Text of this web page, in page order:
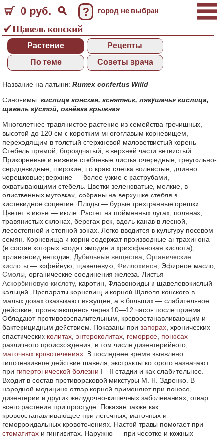
0 руб. ? город не выбран
Щавель конский
Растение
Рецепты
По теме
Советы врача
Название на латыни: Rumex confertus Willd
Синонимы: кислица конская, конятник,лягушачья кислица,
щавель густой, огнёвка грыжная
Многолетнее травянистое растение из семейства гречишных,
высотой до 120 см с коротким многоглавым корневищем,
переходящим в толстый стержневой маловетвистый корень.
Стебель прямой, бороздчатый, в верхней части ветвистый.
Прикорневые и нижние стеблевые листья очередные, треугольно-
сердцевидные, широкие, по краю слегка волнистые, длинно
черешковые; верхние — более узкие с раструбами,
охватывающими стебель. Цветки зеленоватые, мелкие, в
олиственных мутовках, собраны на верхушке стебля в
кистевидное соцветие. Плоды — бурые трехгранные орешки.
Цветет в июне — июле. Растет на пойменных лугах, полянах,
травянистых склонах, берегах рек, вдоль канав в лесной,
лесостепной и степной зонах. Легко вводится в культуру посевом
семян. Корневища и корни содержат производные антрахинона
(в состав которых входят эмодин и хризофановая кислота),
хрлавоноид неподин, Дубильные вещества Органические
кислоты — кофейную, щавелевую, Филлохинон , Эфирное масло,
Смолы , органические соединения железа. Листья —
Аскорбиновую кислоту, каротин, Флавоноиды и щавелевокислый
кальций. Препараты корневищ и корней Щавеля конского в
малых дозах оказывают вяжущее, а в больших — слабительное
действие, проявляющееся через 10—12 часов после приема.
Обладают противовоспалительным, кровоостанавливающим и
бактерицидным действием. Показаны при запорах , хронических
спастических колитах энтероколитах геморрое поносах
различного происхождения, в том числе дизентерийного,
маточных кровотечениях . В последнее время выявлено
гипотензивное действие щавеля, экстракты которого назначают
при гипертонической болезни I—II стадии и как слабительное.
Входит в состав противораковой микстуры М. Н. Здренко. В
народной медицине отвар корней применяют при поносе,
дизентерии и других желудочно-кишечных заболеваниях, отвар
всего растения при простуде. Показан также как
кровоостанавливающее при легочных, маточных и
геморроидальных кровотечениях. Настой травы помогает при
стоматитах и гингивитах. Наружно — при чесотке и кожных